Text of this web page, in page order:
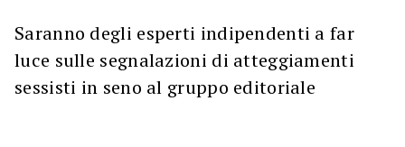
Saranno degli esperti indipendenti a far
luce sulle segnalazioni di atteggiamenti
sessisti in seno al gruppo editoriale